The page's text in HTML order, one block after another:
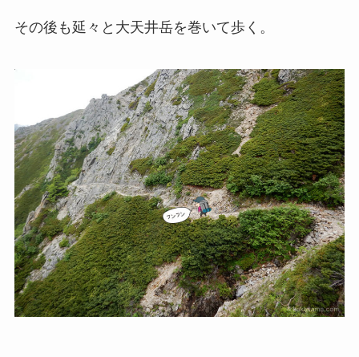
その後も延々と大天井岳を巻いて歩く。